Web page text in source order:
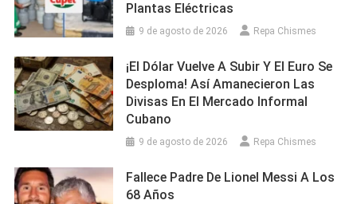
Plantas Eléctricas
9 de agosto de 2026 Repa Chismes
¡El Dólar Vuelve A Subir Y El Euro Se
Desploma! Así Amanecieron Las
Divisas En El Mercado Informal
Cubano
9 de agosto de 2026 Repa Chismes
Fallece Padre De Lionel Messi A Los
68 Años